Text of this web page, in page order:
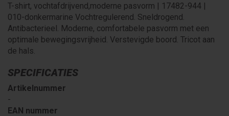
T-shirt, vochtafdrijvend,moderne pasvorm | 17482-944 |
010-donkermarine Vochtregulerend. Sneldrogend.
Antibacterieel. Moderne, comfortabele pasvorm met een
optimale bewegingsvrijheid. Verstevigde boord. Tricot aan
de hals.
SPECIFICATIES
Artikelnummer
-
EAN nummer